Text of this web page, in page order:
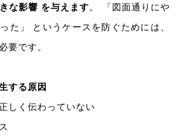
な影響 を与えます。 「図面通りにや
た」 というケースを防ぐためには、
要です。
する原因
しく伝わっていない